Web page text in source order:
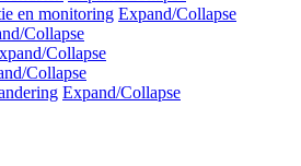
en monitoring Expand/Collapse
Collapse
Collapse
Collapse
Expand/Collapse